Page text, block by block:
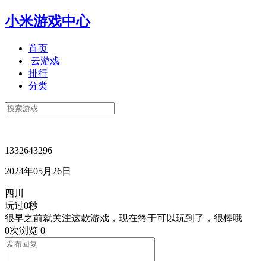
小米游戏中心
首页
云游戏
排行
分类
1332643296
2024年05月26日
四川
玩过0秒
很早之前就关注这款游戏，现在终于可以玩到了，很棒哦
0次浏览 0